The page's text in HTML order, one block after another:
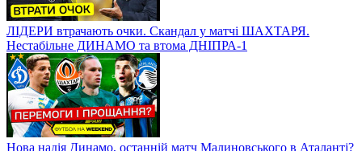
ЛІДЕРИ втрачають очки. Скандал у матчі ШАХТАРЯ.
Нестабільне ДИНАМО та втома ДНІПРА-1
Нова надія Динамо, останній матч Малиновського в Аталанті?